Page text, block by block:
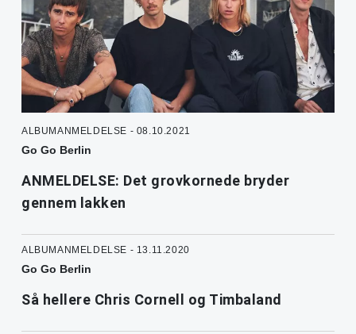
ALBUMANMELDELSE - 08.10.2021
Go Go Berlin
ANMELDELSE: Det grovkornede bryder
gennem lakken
ALBUMANMELDELSE - 13.11.2020
Go Go Berlin
Så hellere Chris Cornell og Timbaland